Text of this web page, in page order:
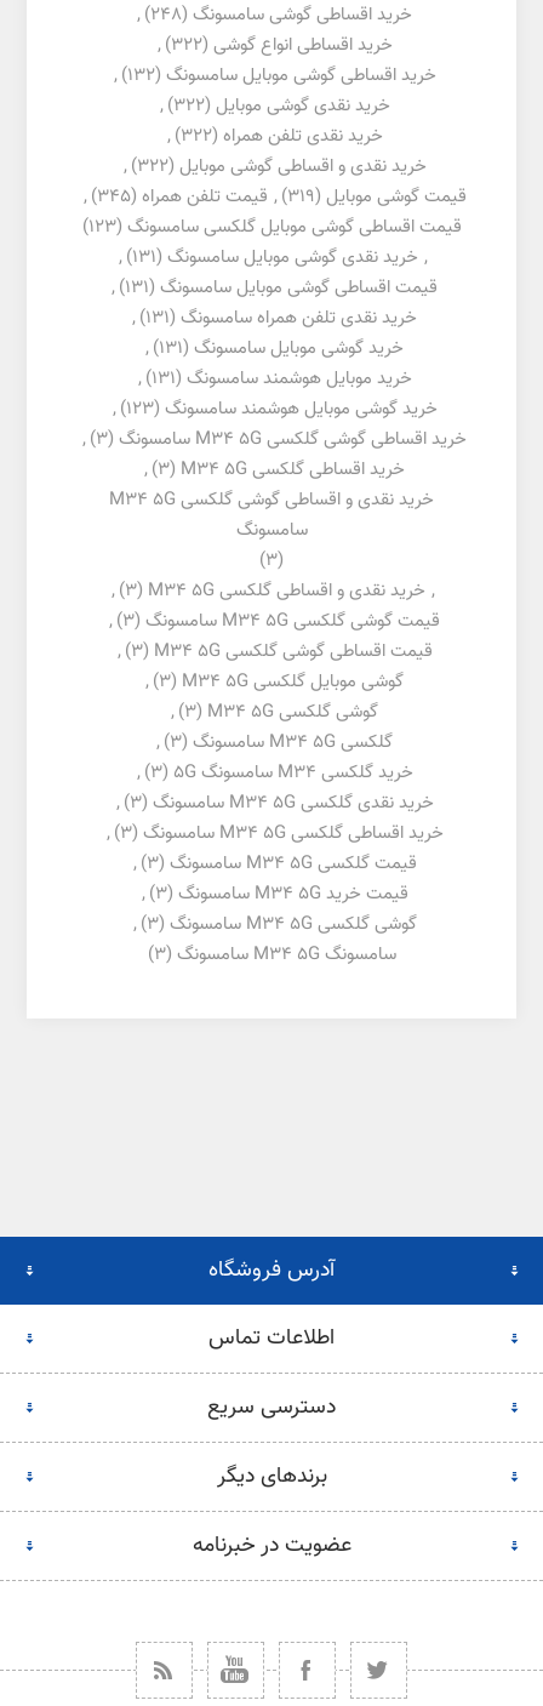
خرید اقساطی گوشی سامسونگ (248)
,
خرید اقساطی انواع گوشی (322)
,
خرید اقساطی گوشی موبایل سامسونگ (132)
,
خرید نقدی گوشی موبایل (322)
,
خرید نقدی تلفن همراه (322)
,
خرید نقدی و اقساطی گوشی موبایل (322)
,
قیمت گوشی موبایل (319)
, قیمت تلفن همراه (345)
,
قیمت اقساطی گوشی موبایل گلکسی سامسونگ (123)
, خرید نقدی گوشی موبایل سامسونگ (131)
,
قیمت اقساطی گوشی موبایل سامسونگ (131)
,
خرید نقدی تلفن همراه سامسونگ (131)
,
خرید گوشی موبایل سامسونگ (131)
,
خرید موبایل هوشمند سامسونگ (131)
,
خرید گوشی موبایل هوشمند سامسونگ (123)
,
خرید اقساطی گوشی گلکسی M34 5G سامسونگ
(3)
,
خرید اقساطی گلکسی M34 5G
(3)
,
خرید نقدی و اقساطی گوشی گلکسی M34 5G
سامسونگ
(3)
, خرید نقدی و اقساطی گلکسی M34 5G (3)
,
قیمت گوشی گلکسی M34 5G سامسونگ
(3)
,
قیمت اقساطی گوشی گلکسی M34 5G
(3)
,
گوشی موبایل گلکسی M34 5G
(3)
,
گوشی گلکسی M34 5G
(3)
,
گلکسی M34 5G سامسونگ
(3)
,
خرید گلکسی M34 سامسونگ 5G
(3)
,
خرید نقدی گلکسی M34 5G سامسونگ
(3)
,
خرید اقساطی گلکسی M34 5G سامسونگ
(3)
,
قیمت گلکسی M34 5G سامسونگ
(3)
,
قیمت خرید M34 5G سامسونگ
(3)
,
گوشی گلکسی M34 5G سامسونگ
(3)
,
سامسونگ M34 5G سامسونگ
(3)
آدرس فروشگاه
اطلاعات تماس
دسترسی سریع
برندهای دیگر
عضویت در خبرنامه